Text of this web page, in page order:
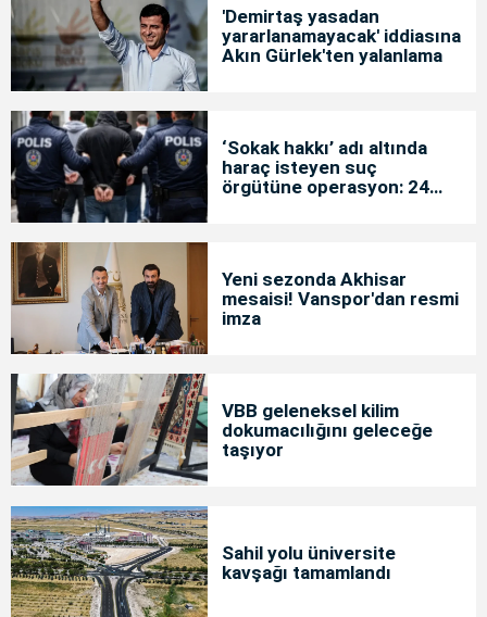
'Demirtaş yasadan
yararlanamayacak' iddiasına
Akın Gürlek'ten yalanlama
‘Sokak hakkı’ adı altında
haraç isteyen suç
örgütüne operasyon: 24
Yeni sezonda Akhisar
mesaisi! Vanspor'dan resmi
imza
VBB geleneksel kilim
dokumacılığını geleceğe
taşıyor
Sahil yolu üniversite
kavşağı tamamlandı